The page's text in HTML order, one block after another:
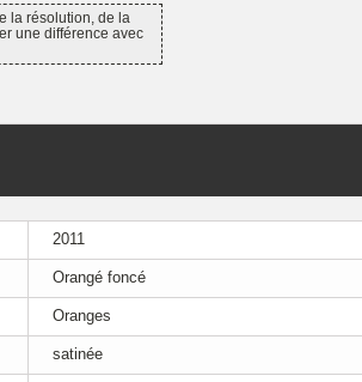
la résolution, de la
une différence avec
2011
Orangé foncé
Oranges
satinée